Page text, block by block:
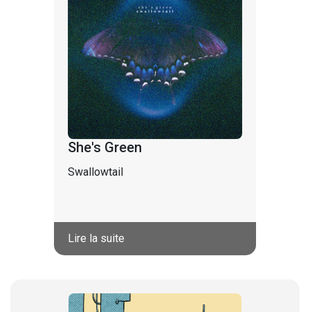
She's Green
Swallowtail
Lire la suite